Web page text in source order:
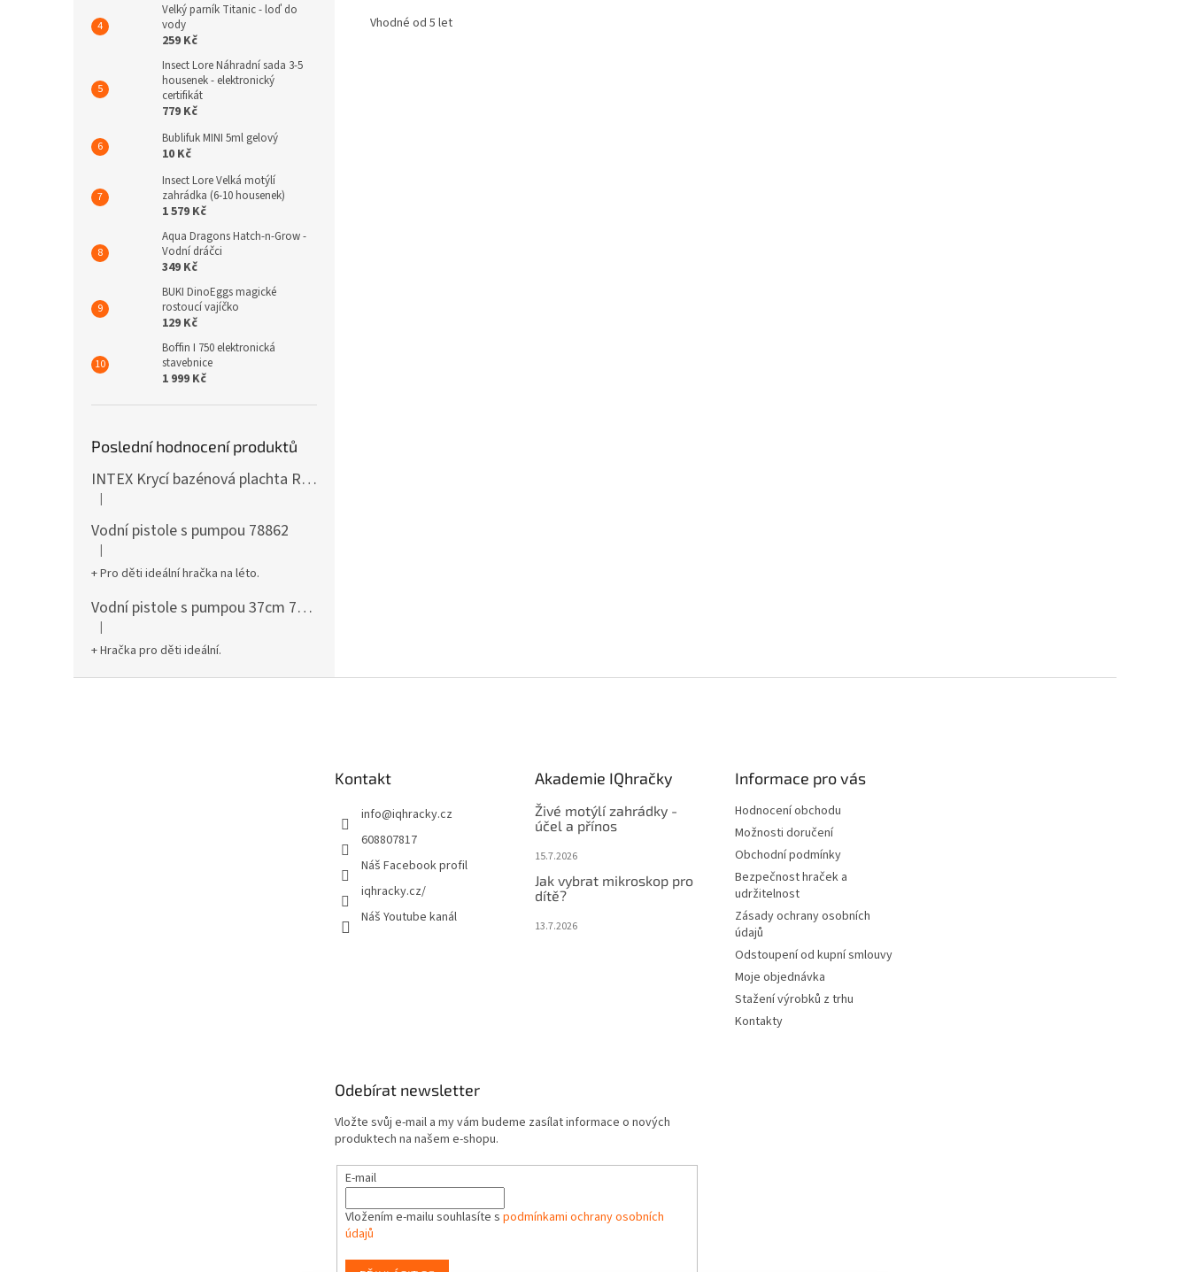
Velký parník Titanic - loď do
vody
259 Kč
Insect Lore Náhradní sada 3-5
housenek - elektronický
certifikát
779 Kč
Bublifuk MINI 5ml gelový
10 Kč
Insect Lore Velká motýlí
zahrádka (6-10 housenek)
1 579 Kč
Aqua Dragons Hatch-n-Grow -
Vodní dráčci
349 Kč
BUKI DinoEggs magické
rostoucí vajíčko
129 Kč
Boffin I 750 elektronická
stavebnice
1 999 Kč
Poslední hodnocení produktů
INTEX Krycí bazénová plachta Round 305cm 28030
Hodnocení produktu je 5 z 5 hvězdiček.
|
Vodní pistole s pumpou 78862
Hodnocení produktu je 5 z 5 hvězdiček.
|
+ Pro děti ideální hračka na léto.
Vodní pistole s pumpou 37cm 78961
Hodnocení produktu je 5 z 5 hvězdiček.
|
+ Hračka pro děti ideální.
Vhodné od 5 let
Kontakt
info@iqhracky.cz
608807817
Náš Facebook profil
iqhracky.cz/
Náš Youtube kanál
Akademie IQhračky
Živé motýlí zahrádky -
účel a přínos
15.7.2026
Jak vybrat mikroskop pro
dítě?
13.7.2026
Informace pro vás
Hodnocení obchodu
Možnosti doručení
Obchodní podmínky
Bezpečnost hraček a
udržitelnost
Zásady ochrany osobních
údajů
Odstoupení od kupní smlouvy
Moje objednávka
Stažení výrobků z trhu
Kontakty
Odebírat newsletter
Vložte svůj e-mail a my vám budeme zasílat informace o nových
produktech na našem e-shopu.
E-mail
Vložením e-mailu souhlasíte s podmínkami ochrany osobních
údajů